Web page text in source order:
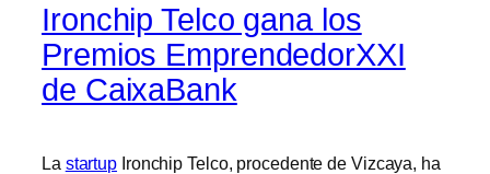
Ironchip Telco gana los
Premios EmprendedorXXI
de CaixaBank
La startup Ironchip Telco, procedente de Vizcaya, ha